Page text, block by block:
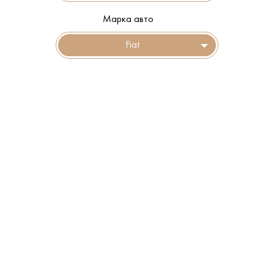
Марка авто
Fiat